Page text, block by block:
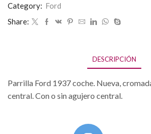
Category: Ford
Share:
DESCRIPCIÓN
Parrilla Ford 1937 coche. Nueva,
central. Con o sin agujero central.